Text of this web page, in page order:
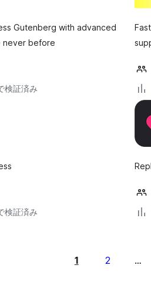
Gutenberg with advanced
never before
検証済み
検証済み
1 2 …